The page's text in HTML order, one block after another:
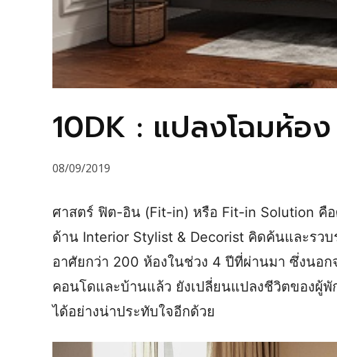
10DK : แปลงโฉมห้
08/09/2019
ศาสตร์ ฟิต-อิน (Fit-in) หรือ Fit-in Solution คื
ด้าน Interior Stylist & Decorist คิดค้นและรว
อาศัยกว่า 200 ห้องในช่วง 4 ปีที่ผ่านมา ซึ่งนอ
คอนโดและบ้านแล้ว ยังเปลี่ยนแปลงชีวิตของผู้
ได้อย่างน่าประทับใจอีกด้วย